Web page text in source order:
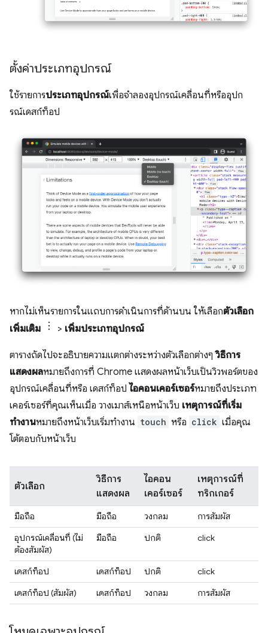
ตั้งค่าประเภทอุปกรณ์
ใช้รายการประเภทอุปกรณ์เพื่อจำลองอุปกรณ์เคลื่อนที่หรืออุปก
รณ์เดสก์ท็อป
หากไม่เห็นรายการในแถบการดำเนินการที่ด้านบน ให้เลือกตัวเลือก
เพิ่มเติม
> เพิ่มประเภทอุปกรณ์
ตารางถัดไปจะอธิบายความแตกต่างระหว่างตัวเลือกต่างๆวิธีการ
แสดงผลหมายถึงการที่ Chrome แสดงผลหน้าเว็บเป็นวิวพอร์ตของ
อุปกรณ์เคลื่อนที่หรือ เดสก์ท็อป ไอคอนเคอร์เซอร์หมายถึงประเภท
เคอร์เซอร์ที่คุณเห็นเมื่อ วางเมาส์เหนือหน้าเว็บ เหตุการณ์ที่เริ่ม
ทำงานหมายถึงหน้าเว็บเริ่มทำงาน touch หรือ click เมื่อคุณ
โต้ตอบกับหน้าเว็บ
ตัวเลือก
วิธีการ
แสดงผล
ไอคอน
เคอร์เซอร์
เหตุการณ์ที่
ทริกเกอร์
มือถือ มือถือ วงกลม
การสัมผัส
อุปกรณ์เคลื่อนที่ (ไม่
ต้องสัมผัส)
มือถือ ปกติ click
เดสก์ท็อป เดสก์ท็อป ปกติ
click
เดสก์ท็อป (สัมผัส)
เดสก์ท็อป วงกลม การสัมผัส